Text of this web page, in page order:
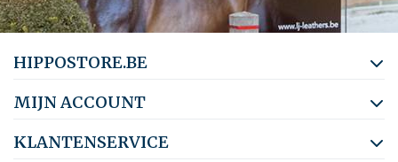
HIPPOSTORE.BE
MIJN ACCOUNT
KLANTENSERVICE